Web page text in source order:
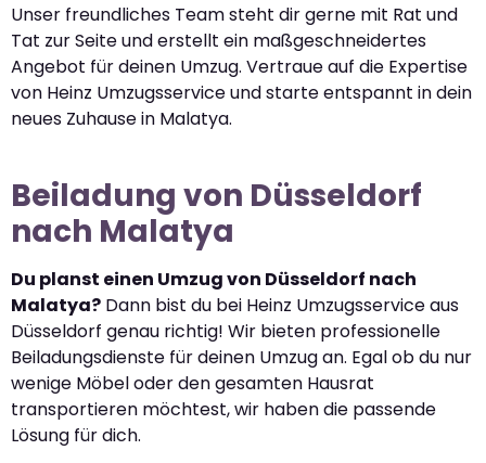
Unser freundliches Team steht dir gerne mit Rat und
Tat zur Seite und erstellt ein maßgeschneidertes
Angebot für deinen Umzug. Vertraue auf die Expertise
von Heinz Umzugsservice und starte entspannt in dein
neues Zuhause in Malatya.
Beiladung von Düsseldorf
nach Malatya
Du planst einen Umzug von Düsseldorf nach
Malatya? Dann bist du bei Heinz Umzugsservice aus
Düsseldorf genau richtig! Wir bieten professionelle
Beiladungsdienste für deinen Umzug an. Egal ob du nur
wenige Möbel oder den gesamten Hausrat
transportieren möchtest, wir haben die passende
Lösung für dich.